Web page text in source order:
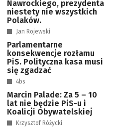
Nawrockiego, prezydenta
niestety nie wszystkich
Polaków.
Jan Rojewski
Parlamentarne
konsekwencje rozłamu
PiS. Polityczna kasa musi
się zgadzać
4bs
Marcin Palade: Za 5 – 10
lat nie będzie PiS-u i
Koalicji Obywatelskiej
Krzysztof Różycki